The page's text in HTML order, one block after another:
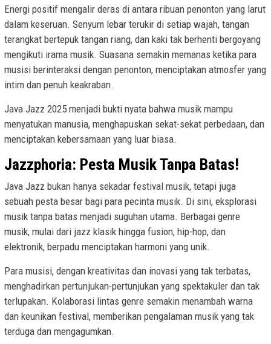
Energi positif mengalir deras di antara ribuan penonton yang larut
dalam keseruan. Senyum lebar terukir di setiap wajah, tangan
terangkat bertepuk tangan riang, dan kaki tak berhenti bergoyang
mengikuti irama musik. Suasana semakin memanas ketika para
musisi berinteraksi dengan penonton, menciptakan atmosfer yang
intim dan penuh keakraban.
Java Jazz 2025 menjadi bukti nyata bahwa musik mampu
menyatukan manusia, menghapuskan sekat-sekat perbedaan, dan
menciptakan kebersamaan yang luar biasa.
Jazzphoria: Pesta Musik Tanpa Batas!
Java Jazz bukan hanya sekadar festival musik, tetapi juga
sebuah pesta besar bagi para pecinta musik. Di sini, eksplorasi
musik tanpa batas menjadi suguhan utama. Berbagai genre
musik, mulai dari jazz klasik hingga fusion, hip-hop, dan
elektronik, berpadu menciptakan harmoni yang unik.
Para musisi, dengan kreativitas dan inovasi yang tak terbatas,
menghadirkan pertunjukan-pertunjukan yang spektakuler dan tak
terlupakan. Kolaborasi lintas genre semakin menambah warna
dan keunikan festival, memberikan pengalaman musik yang tak
terduga dan mengagumkan.